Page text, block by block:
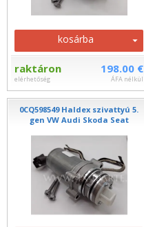
kosárba
raktáron
elérhetőség
198.00 €
ÁFA nélkül
0CQ598549 Haldex szivattyú 5.
gen VW Audi Skoda Seat